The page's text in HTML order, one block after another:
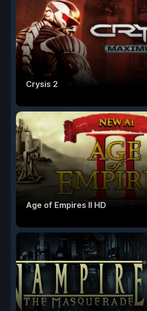
Crysis 2
Age of Empires II HD